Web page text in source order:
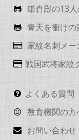
鎌倉殿の13
青天を衝けの
家紋名刺メー
戦国武将家紋
よくある質問
教育機関の方
お問い合わせ